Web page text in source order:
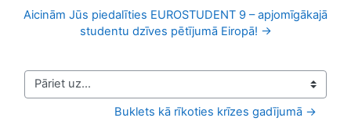
Aicinām Jūs piedalīties EUROSTUDENT 9 – apjomīgākajā
studentu dzīves pētījumā Eiropā! →
Pāriet uz...
Buklets kā rīkoties krīzes gadījumā →